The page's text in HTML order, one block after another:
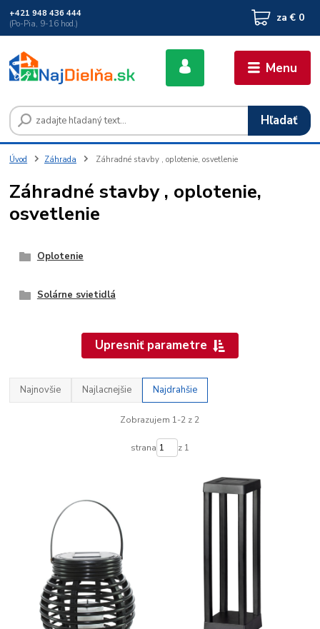
Menu
Hľadať
+421 948 436 444
(Po-Pia, 9-16 hod.)
za € 0
Úvod Záhrada Záhradné stavby , oplotenie, osvetlenie
Záhradné stavby , oplotenie,
osvetlenie
Oplotenie
Solárne svietidlá
Upresniť parametre
Najnovšie Najlacnejšie Najdrahšie
Zobrazujem 1-2 z 2
strana z 1